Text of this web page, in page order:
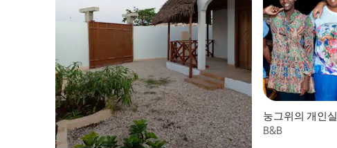
눙그위의 개인실
B&B